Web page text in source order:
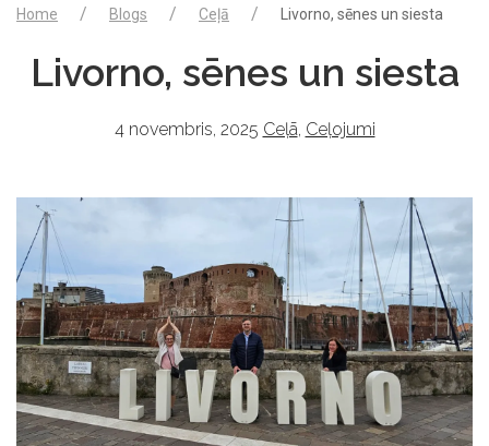
Home Blogs Ceļā Livorno, sēnes un siesta
Livorno, sēnes un siesta
4 novembris, 2025 Ceļā, Ceļojumi